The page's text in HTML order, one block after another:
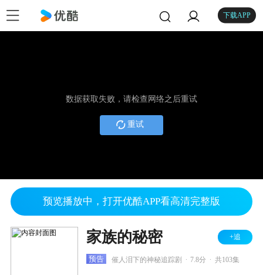
下载APP
数据获取失败，请检查网络之后重试
重试
预览播放中，打开优酷APP看高清完整版
家族的秘密 +追
预告 催人泪下的神秘追踪剧 7.8分 共103集